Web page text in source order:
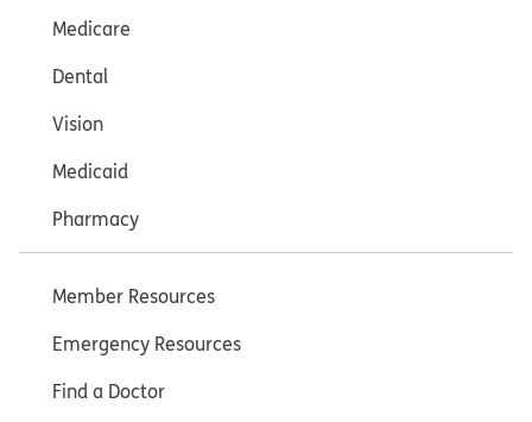
Medicare
Dental
Vision
Medicaid
Pharmacy
Member Resources
Emergency Resources
Find a Doctor